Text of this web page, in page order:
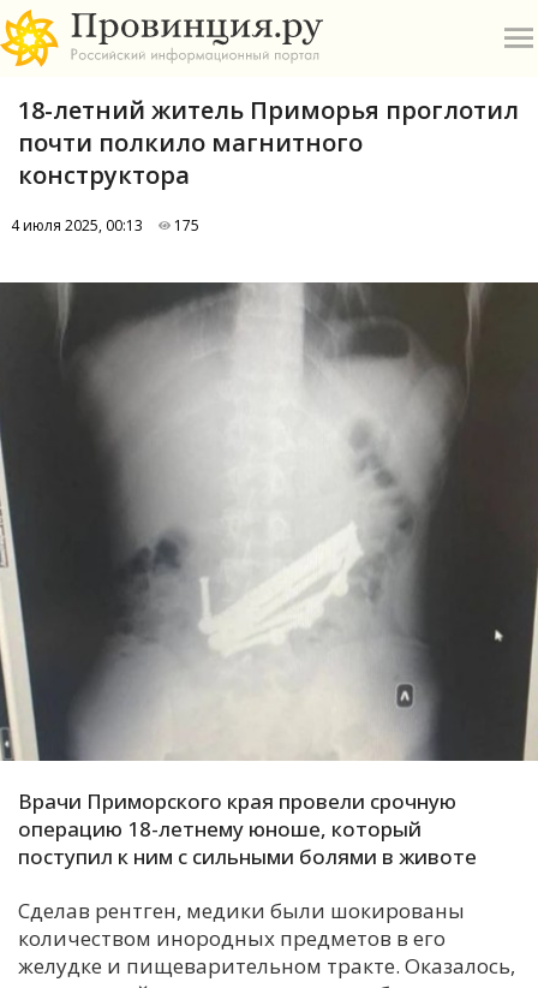
А
М
П
Р
У
Ч
18-летний житель Приморья проглотил
почти полкило магнитного
конструктора
4 июля 2025, 00:13 175
Врачи Приморского края провели срочную
операцию 18-летнему юноше, который
поступил к ним с сильными болями в животе
Сделав рентген, медики были шокированы
количеством инородных предметов в его
желудке и пищеварительном тракте. Оказалось,